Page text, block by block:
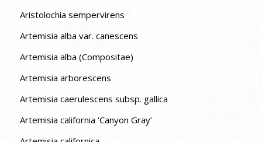
Aristolochia sempervirens
Artemisia alba var. canescens
Artemisia alba (Compositae)
Artemisia arborescens
Artemisia caerulescens subsp. gallica
Artemisia california ‘Canyon Gray’